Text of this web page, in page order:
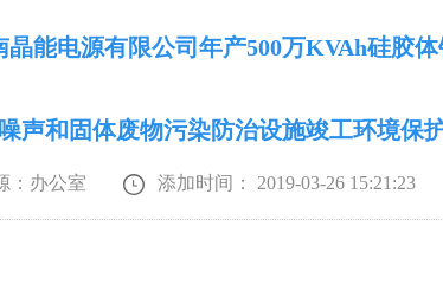
能电源有限公司年产500万KVAh硅胶
噪声和固体废物污染防治设施竣工环境保
：办公室 添加时间： 2019-03-26 15:21:23